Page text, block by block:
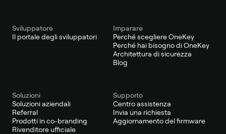
Sviluppatore
Il portale degli sviluppatori
Imparare
Perché scegliere OneKey
Perché hai bisogno di OneKey
Architettura di sicurezza
Blog
Soluzioni
Soluzioni aziendali
Referral
Prodotti in co-branding
Rivenditore ufficiale
Supporto
Centro assistenza
Invia una richiesta
Aggiornamento del firmware